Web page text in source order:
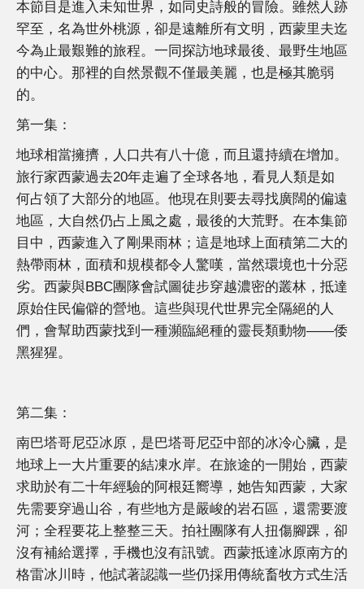
本節目是進入未知世界，如同史詩般的冒險。雖然人跡
罕至，名為世外桃源，卻是遠離所有文明，西蒙里夫迄
今為止最艱難的旅程。一同探訪地球最後、最野生地區
的中心。那裡的自然景觀不僅最美麗，也是極其脆弱
的。
第一集：
地球相當擁擠，人口共有八十億，而且還持續在增加。
旅行家西蒙過去20年走遍了全球各地，看見人類是如
何占領了大部分的地區。他現在則要去尋找廣闊的偏遠
地區，大自然仍占上風之處，最後的大荒野。在本集節
目中，西蒙進入了剛果雨林；這是地球上面積第二大的
熱帶雨林，面積和規模都令人驚嘆，當然環境也十分惡
劣。西蒙與BBC團隊會試圖徒步穿越濃密的叢林，抵達
原始住民偏僻的營地。這些與現代世界完全隔絕的人
們，會幫助西蒙找到一種瀕臨絕種的靈長類動物——倭
黑猩猩。
第二集：
南巴塔哥尼亞冰原，是巴塔哥尼亞中部的冰冷心臟，是
地球上一大片重要的結凍水岸。在旅途的一開始，西蒙
求助於有二十年經驗的阿根廷嚮導，她告知西蒙，大家
先需要穿過山谷，有些地方是嚴峻的岩石區，還需要渡
河；全程要花上整整三天。拍社團隊有人扭傷腳踝，卻
沒有補給選擇，手機也沒有訊號。西蒙抵達冰原南方的
格雷冰川時，他試著認識一些仍採用傳統畜牧方式生活